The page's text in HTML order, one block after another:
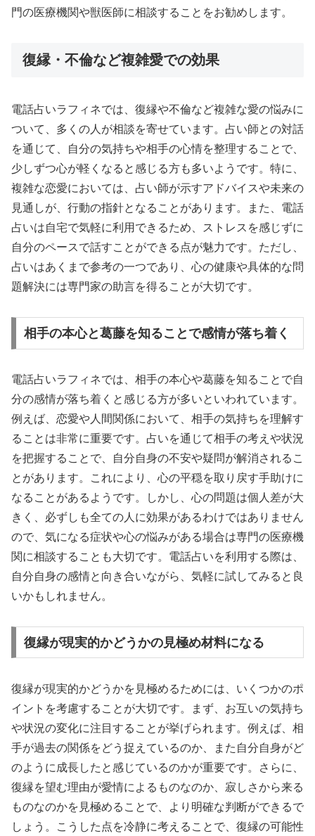
門の医療機関や獣医師に相談することをお勧めします。
復縁・不倫など複雑愛での効果
電話占いラフィネでは、復縁や不倫など複雑な愛の悩みに
ついて、多くの人が相談を寄せています。占い師との対話
を通じて、自分の気持ちや相手の心情を整理することで、
少しずつ心が軽くなると感じる方も多いようです。特に、
複雑な恋愛においては、占い師が示すアドバイスや未来の
見通しが、行動の指針となることがあります。また、電話
占いは自宅で気軽に利用できるため、ストレスを感じずに
自分のペースで話すことができる点が魅力です。ただし、
占いはあくまで参考の一つであり、心の健康や具体的な問
題解決には専門家の助言を得ることが大切です。
相手の本心と葛藤を知ることで感情が落ち着く
電話占いラフィネでは、相手の本心や葛藤を知ることで自
分の感情が落ち着くと感じる方が多いといわれています。
例えば、恋愛や人間関係において、相手の気持ちを理解す
ることは非常に重要です。占いを通じて相手の考えや状況
を把握することで、自分自身の不安や疑問が解消されるこ
とがあります。これにより、心の平穏を取り戻す手助けに
なることがあるようです。しかし、心の問題は個人差が大
きく、必ずしも全ての人に効果があるわけではありません
ので、気になる症状や心の悩みがある場合は専門の医療機
関に相談することも大切です。電話占いを利用する際は、
自分自身の感情と向き合いながら、気軽に試してみると良
いかもしれません。
復縁が現実的かどうかの見極め材料になる
復縁が現実的かどうかを見極めるためには、いくつかのポ
イントを考慮することが大切です。まず、お互いの気持ち
や状況の変化に注目することが挙げられます。例えば、相
手が過去の関係をどう捉えているのか、また自分自身がど
のように成長したと感じているのかが重要です。さらに、
復縁を望む理由が愛情によるものなのか、寂しさから来る
ものなのかを見極めることで、より明確な判断ができるで
しょう。こうした点を冷静に考えることで、復縁の可能性